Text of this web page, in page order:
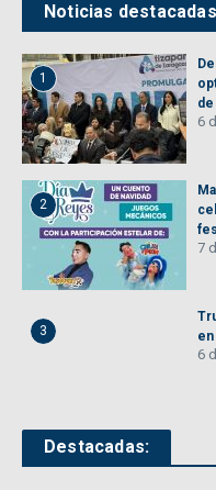
Noticias
1
de
6
2
7
3
6
Destacadas: